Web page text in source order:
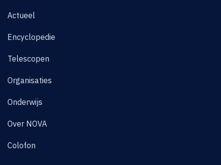
Actueel
Encyclopedie
Telescopen
Organisaties
Onderwijs
Over NOVA
Colofon